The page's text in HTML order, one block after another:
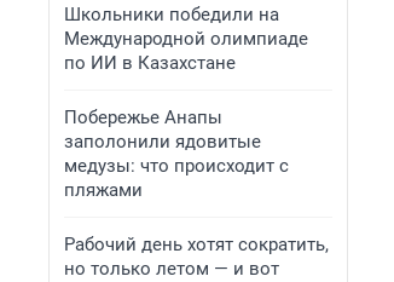
Школьники победили на
Международной олимпиаде
по ИИ в Казахстане
Побережье Анапы
заполонили ядовитые
медузы: что происходит с
пляжами
Рабочий день хотят сократить,
но только летом — и вот